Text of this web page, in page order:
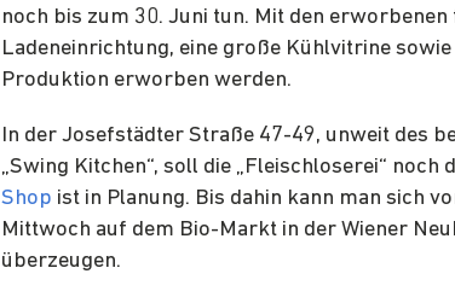
noch bis zum 30. Juni tun. Mit den
Ladeneinrichtung, eine große Kühlvitrine
Produktion erworben werden.
In der Josefstädter Straße 47-49, unweit des
„Swing Kitchen“, soll die „Fleischloserei“ noch
Shop ist in Planung. Bis dahin kann man sich
Mittwoch auf dem Bio-Markt in der Wiener
überzeugen.